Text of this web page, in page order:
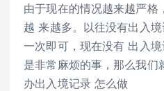
由于现在的情况越来越严格
越 来越多。以往没有出入
一次即可，现在没有 出入
是非常麻烦的事，那么我们
办出入境记录 怎么做